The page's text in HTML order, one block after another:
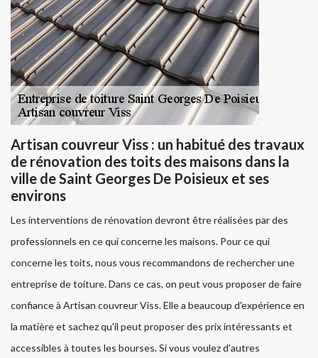
Artisan couvreur Viss : un habitué des travaux
de rénovation des toits des maisons dans la
ville de Saint Georges De Poisieux et ses
environs
Les interventions de rénovation devront être réalisées par des
professionnels en ce qui concerne les maisons. Pour ce qui
concerne les toits, nous vous recommandons de rechercher une
entreprise de toiture. Dans ce cas, on peut vous proposer de faire
confiance à Artisan couvreur Viss. Elle a beaucoup d'expérience en
la matière et sachez qu'il peut proposer des prix intéressants et
accessibles à toutes les bourses. Si vous voulez d'autres